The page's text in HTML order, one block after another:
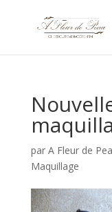
par A Fleur de
Maquillage